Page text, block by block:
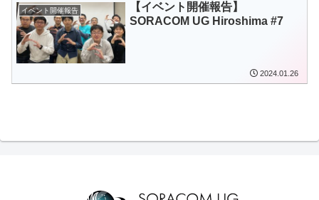
イベント開催報告
【イベント開催報告】
SORACOM UG Hiroshima #7
2024.01.26